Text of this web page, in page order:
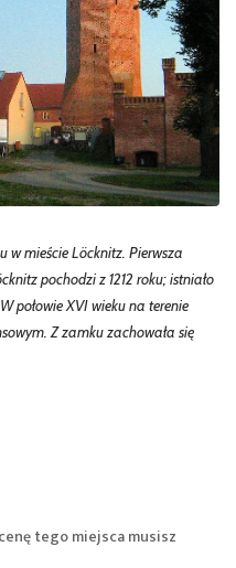
w mieście Löcknitz. Pierwsza
pochodzi z 1212 roku; istniało
połowie XVI wieku na terenie
Z zamku zachowała się
tego miejsca musisz